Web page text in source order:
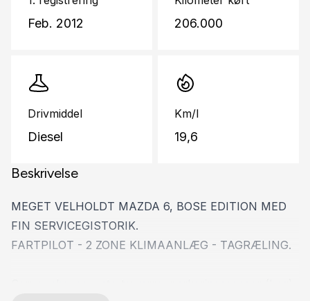
Feb. 2012 206.000
Drivmiddel
Diesel
Km/l
19,6
Beskrivelse
MEGET VELHOLDT MAZDA 6, BOSE EDITION MED
FIN SERVICEGISTORIK.
FARTPILOT - 2 ZONE KLIMAANLÆG - TAGRÆLING.